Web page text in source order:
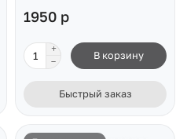
1950 р
В корзину
Быстрый заказ